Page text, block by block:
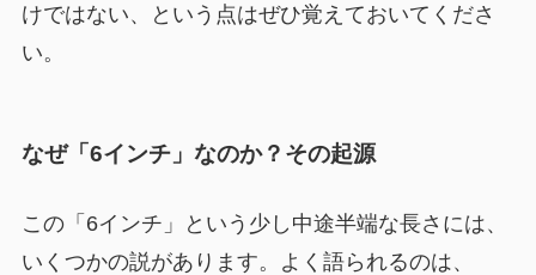
けではない、という点はぜひ覚えておいてくださ
い。
なぜ「6インチ」なのか？その起源
この「6インチ」という少し中途半端な長さには、
いくつかの説があります。よく語られるのは、